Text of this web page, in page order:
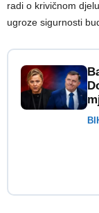
radi o krivičnom
ugroze sigurnosti